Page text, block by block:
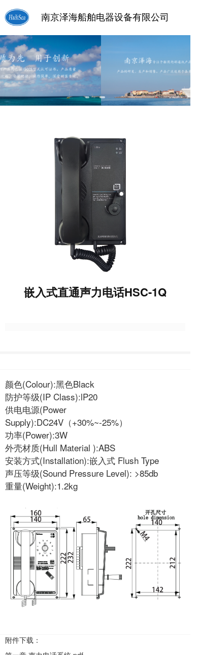
南京泽海船舶电器设备有限公司
嵌入式直通声力电话HSC-1Q
颜色(Colour):黑色Black
防护等级(IP Class):lP20
供电电源(Power
Supply):DC24V（+30%~-25%）
功率(Power):3W
外壳材质(Hull Material ):ABS
安装方式(Installation):嵌入式 Flush Type
声压等级(Sound Pressure Level): >85db
重量(Weight):1.2kg
附件下载：